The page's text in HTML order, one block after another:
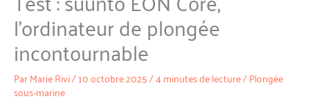
l’ordinateur de plongée
incontournable
ParMarie Rivi/10 octobre 2025/4 minutes de lecture/Plongée
sous-marine